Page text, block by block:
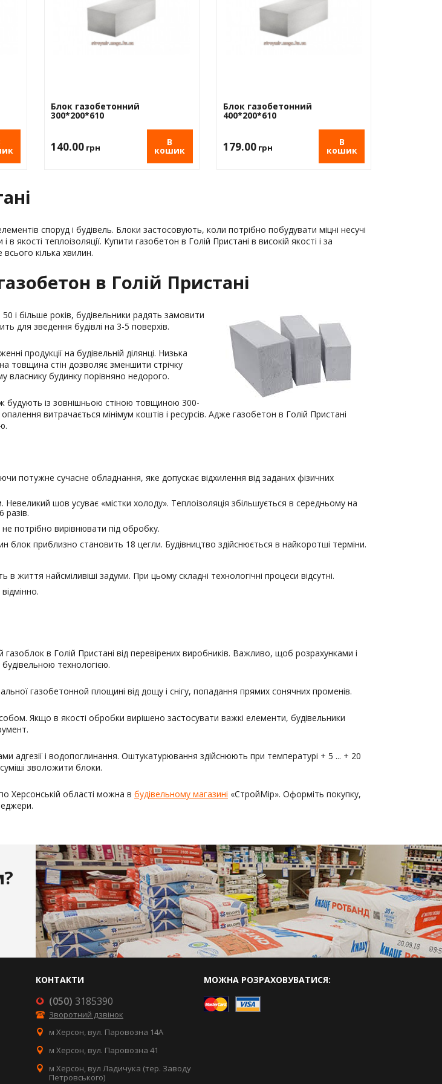
Блок газобетонний
300*200*610
140.00 грн В
кошик
Блок газобетонний
400*200*610
179.00грн В
кошик
споруд і будівель. Блоки застосовують, коли потрібно побудувати міцні несучі
теплоізоляції. Купити газобетон в Голій Пристані в високій якості і за
кілька хвилин.
в Голій Пристані
і більше років, будівельники радять замовити
для зведення будівлі на 3-5 поверхів.
продукції на будівельній ділянці. Низька
товщина стін дозволяє зменшити стрічку
власнику будинку порівняно недорого.
будують із зовнішньою стіною товщиною 300-
витрачається мінімум коштів і ресурсів. Адже газобетон в Голій Пристані
потужне сучасне обладнання, яке допускає відхилення від заданих фізичних
шов усуває «містки холоду». Теплоізоляція збільшується в середньому на
потрібно вирівнювати під обробку.
блок приблизно становить 18 цегли. Будівництво здійснюється в найкоротші терміни.
життя найсміливіші задуми. При цьому складні технологічні процеси відсутні.
в Голій Пристані від перевірених виробників. Важливо, щоб розрахунками і
технологією.
газобетонной площині від дощу і снігу, попадання прямих сонячних променів.
Якщо в якості обробки вирішено застосувати важкі елементи, будівельники
адгезії і водопоглинання. Оштукатурювання здійснюють при температурі + 5 ... + 20
зволожити блоки.
Херсонській області можна в будівельному магазині «СтройМір». Оформіть покупку,
КОНТАКТИ
(050) 3185390
Зворотний дзвінок
м Херсон, вул. Паровозна 14А
м Херсон, вул. Паровозна 41
м Херсон, вул Ладичука (тер. Заводу
Петровського)
МОЖНА РОЗРАХОВУВАТИСЯ: